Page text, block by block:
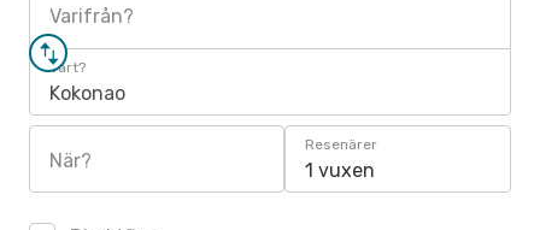
Varifrån?
Vart?
Kokonao
När?
Resenärer
1 vuxen